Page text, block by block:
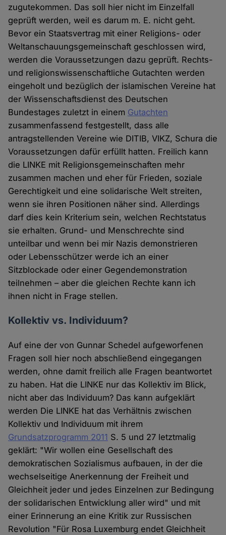
zugutekommen. Das soll hier nicht im Einzelfall
geprüft werden, weil es darum m. E. nicht geht.
Bevor ein Staatsvertrag mit einer Religions- oder
Weltanschauungsgemeinschaft geschlossen wird,
werden die Voraussetzungen dazu geprüft. Rechts-
und religionswissenschaftliche Gutachten werden
eingeholt und bezüglich der islamischen Vereine hat
der Wissenschaftsdienst des Deutschen
Bundestages zuletzt in einem Gutachten
zusammenfassend festgestellt, dass alle
antragstellenden Vereine wie DITIB, VIKZ, Schura die
Voraussetzungen dafür erfüllt hatten. Freilich kann
die LINKE mit Religionsgemeinschaften mehr
zusammen machen und eher für Frieden, soziale
Gerechtigkeit und eine solidarische Welt streiten,
wenn sie ihren Positionen näher sind. Allerdings
darf dies kein Kriterium sein, welchen Rechtstatus
sie erhalten. Grund- und Menschrechte sind
unteilbar und wenn bei mir Nazis demonstrieren
oder Lebensschützer werde ich an einer
Sitzblockade oder einer Gegendemonstration
teilnehmen – aber die gleichen Rechte kann ich
ihnen nicht in Frage stellen.
Kollektiv vs. Individuum?
Auf eine der von Gunnar Schedel aufgeworfenen
Fragen soll hier noch abschließend eingegangen
werden, ohne damit freilich alle Fragen beantwortet
zu haben. Hat die LINKE nur das Kollektiv im Blick,
nicht aber das Individuum? Das kann aufgeklärt
werden Die LINKE hat das Verhältnis zwischen
Kollektiv und Individuum mit ihrem
Grundsatzprogramm 2011 S. 5 und 27 letztmalig
geklärt: "Wir wollen eine Gesellschaft des
demokratischen Sozialismus aufbauen, in der die
wechselseitige Anerkennung der Freiheit und
Gleichheit jeder und jedes Einzelnen zur Bedingung
der solidarischen Entwicklung aller wird" und mit
einer Erinnerung an eine Kritik zur Russischen
Revolution "Für Rosa Luxemburg endet Gleichheit